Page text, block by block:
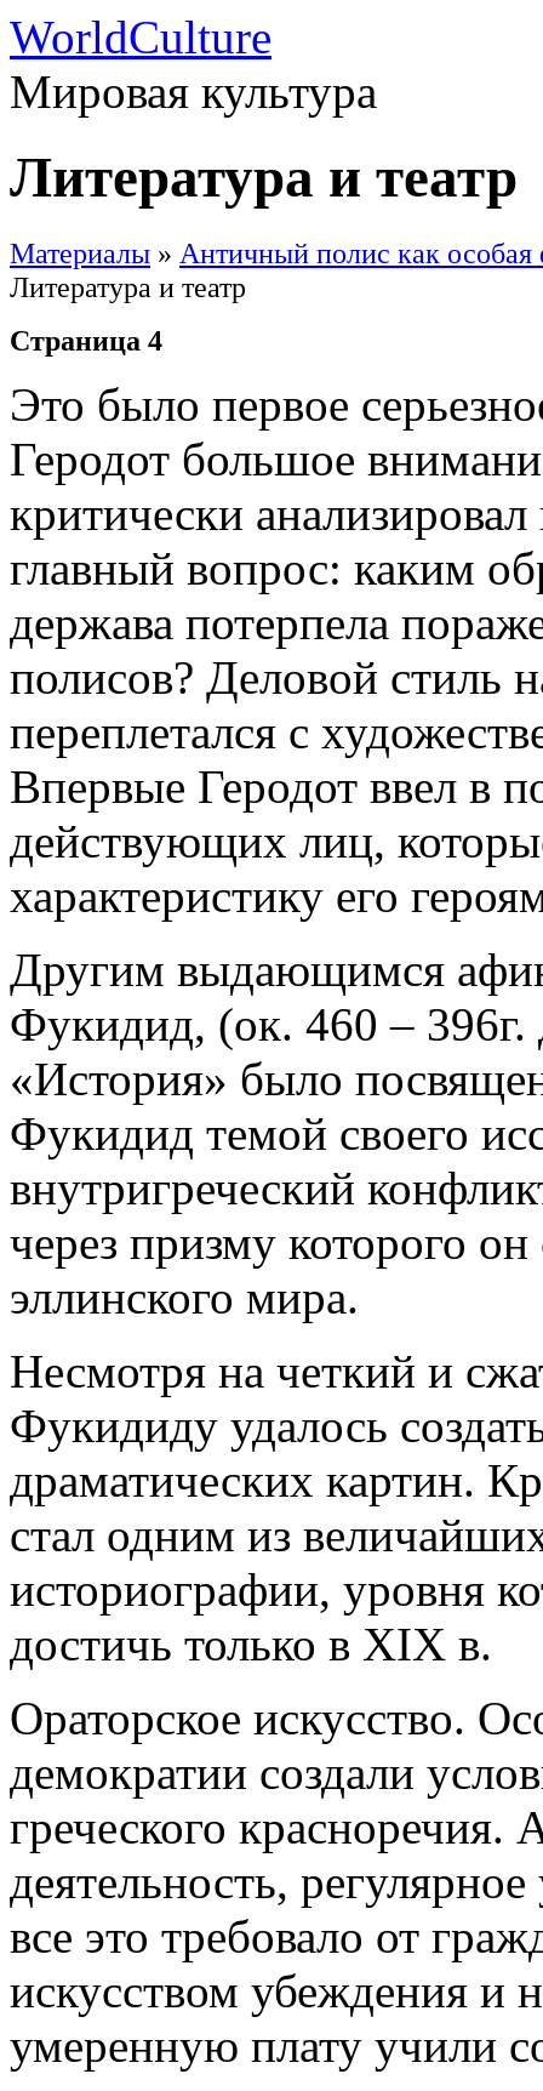
WorldCulture
Мировая культура
Литература и театр
Материалы » Античный полис как
Литература и театр
Страница 4
Это было первое
Геродот большое
критически
главный вопрос: каким
держава потерпела
полисов? Деловой стиль
переплетался с
Впервые Геродот ввел в
действующих лиц,
характеристику его
Другим выдающимся
Фукидид, (ок. 460 – 396г.
«История» было
Фукидид темой своего
внутригреческий
через призму которого
эллинского мира.
Несмотря на четкий и
Фукидиду удалось
драматических картин.
стал одним из
историографии, уровня
достичь только в XIX в.
Ораторское искусство.
демократии создали
греческого красноречия.
деятельность,
все это требовало от
искусством убеждения и
умеренную плату учили